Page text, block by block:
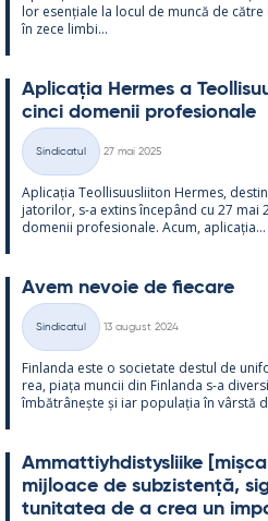
lor esențiale la locul de muncă de
în zece limbi...
Aplicația Her­mes a
cinci do­me­nii pro­fe­sio­nale
Categorii
Sindicatul
27 mai 2025
Aplicația Teol­li­suus­lii­ton Her­mes,
ja­to­ri­lor, s-a ex­tins începând cu 27 mai
do­me­nii pro­fe­sio­nale. Acum, aplicația...
Avem ne­voie de fiecare
Categorii
Sindicatul
13 august 2024
Fin­landa este o socie­tate des­tul de
rea, piața muncii din Fin­landa s-a
îmbătrâ­nește și iar po­pu­lația în vârstă
Am­mat­tiyh­dis­tys­liike
mij­loace de subzis­tență,
tu­ni­ta­tea de a crea un